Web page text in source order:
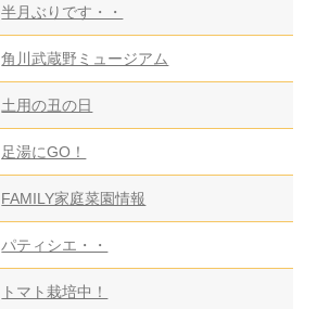
半月ぶりです・・
角川武蔵野ミュージアム
土用の丑の日
足湯にGO！
FAMILY家庭菜園情報
パティシエ・・
トマト栽培中！